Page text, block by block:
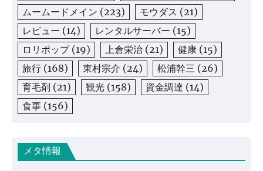
ムームードメイン (223) モウダス (21)
レビュー (14) レンタルサーバー (15)
ロリポップ(19) 上倉栄治 (21) 健康 (15)
旅行 (168) 東村宗介 (24) 松浦幹三 (26)
育毛剤 (21) 観光 (158) 資金調達 (14)
食事 (156)
メタ情報